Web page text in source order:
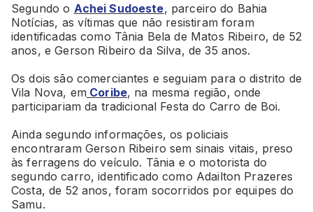
Segundo o Achei Sudoeste, parceiro do Bahia
Notícias, as vítimas que não resistiram foram
identificadas como Tânia Bela de Matos Ribeiro, de 52
anos, e Gerson Ribeiro da Silva, de 35 anos.
Os dois são comerciantes e seguiam para o distrito de
Vila Nova, em Coribe, na mesma região, onde
participariam da tradicional Festa do Carro de Boi.
Ainda segundo informações, os policiais
encontraram Gerson Ribeiro sem sinais vitais, preso
às ferragens do veículo. Tânia e o motorista do
segundo carro, identificado como Adailton Prazeres
Costa, de 52 anos, foram socorridos por equipes do
Samu.